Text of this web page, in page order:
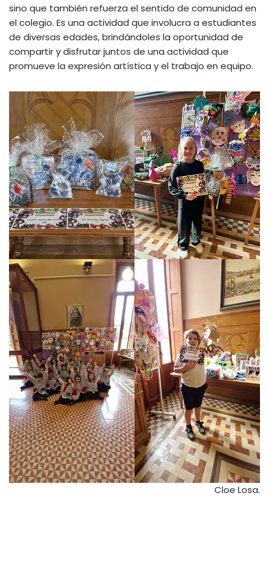
sino que también refuerza el sentido de comunidad en
el colegio. Es una actividad que involucra a estudiantes
de diversas edades, brindándoles la oportunidad de
compartir y disfrutar juntos de una actividad que
promueve la expresión artística y el trabajo en equipo.
Cloe Losa.